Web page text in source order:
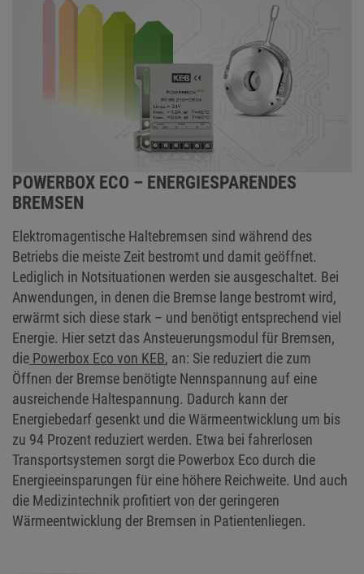
POWERBOX ECO – ENERGIESPARENDES
BREMSEN
Elektromagentische Haltebremsen sind während des
Betriebs die meiste Zeit bestromt und damit geöffnet.
Lediglich in Notsituationen werden sie ausgeschaltet. Bei
Anwendungen, in denen die Bremse lange bestromt wird,
erwärmt sich diese stark – und benötigt entsprechend viel
Energie. Hier setzt das Ansteuerungsmodul für Bremsen,
die Powerbox Eco von KEB, an: Sie reduziert die zum
Öffnen der Bremse benötigte Nennspannung auf eine
ausreichende Haltespannung. Dadurch kann der
Energiebedarf gesenkt und die Wärmeentwicklung um bis
zu 94 Prozent reduziert werden. Etwa bei fahrerlosen
Transportsystemen sorgt die Powerbox Eco durch die
Energieeinsparungen für eine höhere Reichweite. Und auch
die Medizintechnik profitiert von der geringeren
Wärmeentwicklung der Bremsen in Patientenliegen.